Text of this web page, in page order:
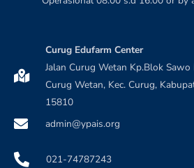
Curug Edufarm Center
Jalan Curug Wetan Kp.Blok Sawo
Curug Wetan, Kec. Curug,
15810
admin@ypais.org
021-74787243